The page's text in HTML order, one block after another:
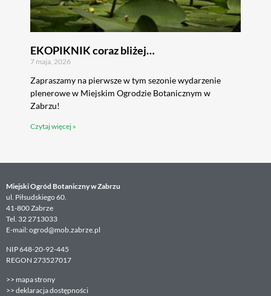
EKOPIKNIK coraz bliżej…
7 maja, 2026
Zapraszamy na pierwsze w tym sezonie wydarzenie
plenerowe w Miejskim Ogrodzie Botanicznym w
Zabrzu!
Czytaj więcej »
Miejski Ogród Botaniczny w Zabrzu
ul. Piłsudskiego 60.
41-800 Zabrze
Tel. 32 2713033
E-mail: ogrod@mob.zabrze.pl
NIP 648-20-92-445
REGON 273527017
>> mapa strony
>> deklaracja dostępności